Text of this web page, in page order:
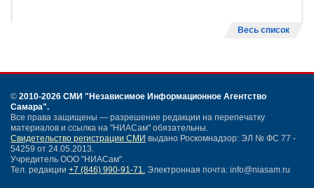
Весь список
© 2010-2026 СМИ "Независимое Информационное Агентство
Самара".
Все права защищены — разрешение редакции на перепечатку
материалов и ссылка на "НИАСам" обязательны.
Свидетельство регистрации СМИ выдано Роскомнадзор: ЭЛ № ФС 77 -
54259 от 24.05.2013.
Учредитель ООО "НИАСам".
Тел. редакции +7 (846) 990-91-71. Электронная почта: info@niasam.ru